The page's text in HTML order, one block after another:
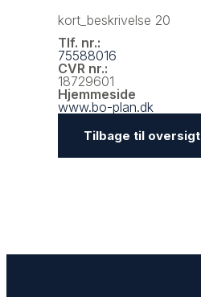
kort_beskrivelse 20
Tlf. nr.:
75588016
CVR nr.:
18729601
Hjemmeside
www.bo-plan.dk
Tilbage til oversigt